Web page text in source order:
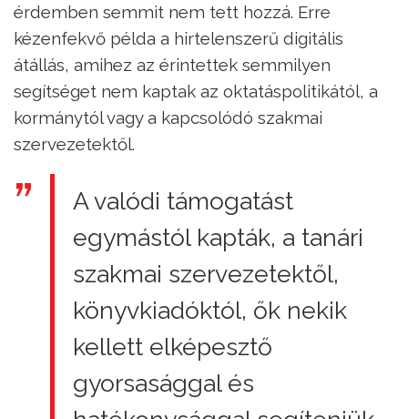
érdemben semmit nem tett hozzá. Erre
kézenfekvő példa a hirtelenszerű digitális
átállás, amihez az érintettek semmilyen
segítséget nem kaptak az oktatáspolitikától, a
kormánytól vagy a kapcsolódó szakmai
szervezetektől.
A valódi támogatást
egymástól kapták, a tanári
szakmai szervezetektől,
könyvkiadóktól, ők nekik
kellett elképesztő
gyorsasággal és